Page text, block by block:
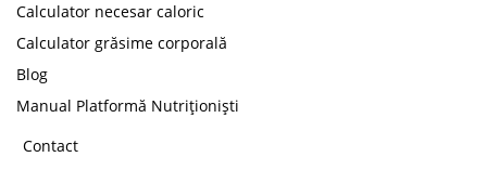
Calculator necesar caloric
Calculator grăsime corporală
Blog
Manual Platformă Nutriționiști
Contact